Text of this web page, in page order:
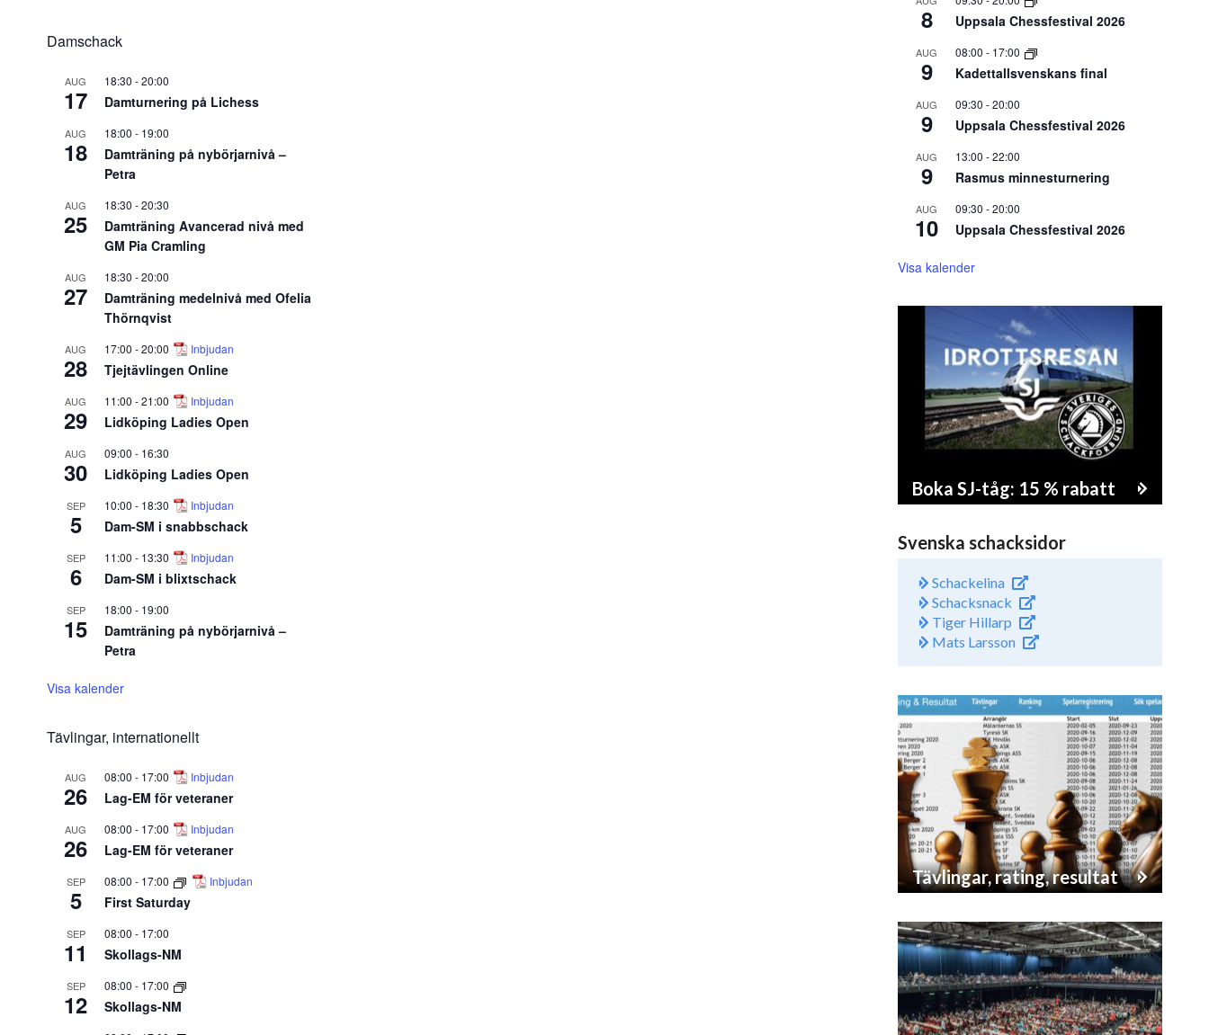
Damschack
AUG
17
18:30 -20:00
Damturnering på Lichess
AUG
18
18:00 - 19:00
Damträning på nybörjarnivå –
Petra
AUG
25
18:30 -20:30
Damträning Avancerad nivå med
GM Pia Cramling
AUG
27
18:30 -20:00
Damträning medelnivå med Ofelia
Thörnqvist
AUG
28
17:00 -20:00 Inbjudan
Tjejtävlingen Online
AUG
29
11:00 -21:00 Inbjudan
Lidköping Ladies Open
AUG
30
09:00 - 16:30
Lidköping Ladies Open
SEP
5
10:00 - 18:30 Inbjudan
Dam-SM i snabbschack
SEP
6
11:00 - 13:30 Inbjudan
Dam-SM i blixtschack
SEP
15
18:00 - 19:00
Damträning på nybörjarnivå –
Petra
Visa kalender
Tävlingar, internationellt
AUG
26
08:00 - 17:00 Inbjudan
Lag-EM för veteraner
AUG
26
08:00 - 17:00 Inbjudan
Lag-EM för veteraner
SEP
5
08:00 - 17:00 Inbjudan
First Saturday
SEP
11
08:00 - 17:00
Skollags-NM
SEP
12
08:00 - 17:00
Skollags-NM
8 Uppsala Chessfestival 2026
AUG
9
08:00 - 17:00
Kadettallsvenskans final
AUG
9
09:30 -20:00
Uppsala Chessfestival 2026
AUG
9
13:00 -22:00
Rasmus minnesturnering
AUG
10
09:30 -20:00
Uppsala Chessfestival 2026
Visa kalender
Boka SJ-tåg: 15 % rabatt
Svenska schacksidor
Schackelina
Schacksnack
Tiger Hillarp
Mats Larsson
Tävlingar, rating, resultat